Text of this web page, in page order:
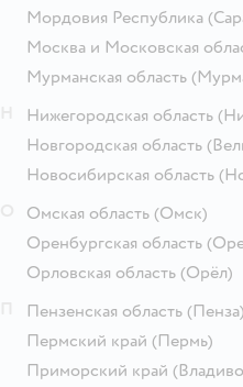
Мордовия Республика
Москва и Московская
Мурманская область
Нижегородская область
Новгородская область
Новосибирская область
Омская область (Омск)
Оренбургская область
Орловская область (Орёл)
Пензенская область (Пенза)
Пермский край (Пермь)
Приморский край